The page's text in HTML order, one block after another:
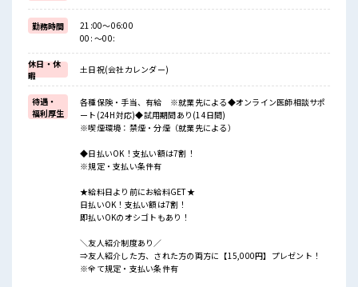
勤務時間
21:00～06:00
00: ～00:
休日・休
暇
土日祝(会社カレンダー)
待遇・
福利厚生
各種保険・手当、有給 ※就業先による◆オンライン医師相談サポ
ート(24H対応)◆試用期間あり(14日間)
※喫煙環境：禁煙・分煙（就業先による）
◆日払いOK！支払い額は7割！
※規定・支払い条件有
★給料日より前にお給料GET★
日払いOK！支払い額は7割！
即払いOKのオシゴトもあり！
＼友人紹介制度あり／
⇒友人紹介した方、された方の両方に【15,000円】プレゼント！
※全て規定・支払い条件有